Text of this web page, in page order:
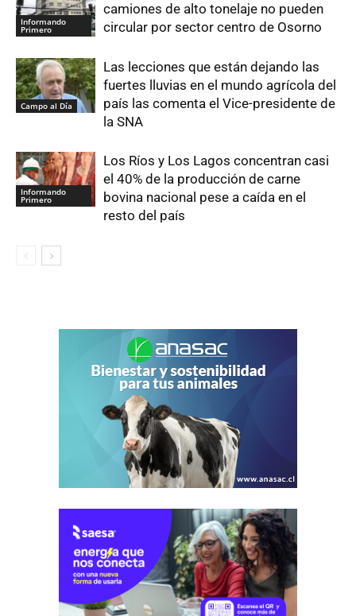
Informando
Primero
camiones de alto tonelaje no pueden
circular por sector centro de Osorno
Campo al Día
Las lecciones que están dejando las
fuertes lluvias en el mundo agrícola del
país las comenta el Vice-presidente de
la SNA
Informando
Primero
Los Ríos y Los Lagos concentran casi
el 40% de la producción de carne
bovina nacional pese a caída en el
resto del país